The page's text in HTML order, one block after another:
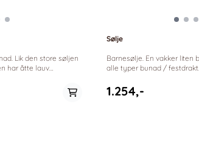
Sølje
Barnesølje. En vakker liten barnesølje. Passer fint til
alle typer bunad / festdrakt. Søljen har
hvit/forgylt eller oksidert. Størrelse: 30x47mm
*Sylvsmidja anno 1940
1.254,-